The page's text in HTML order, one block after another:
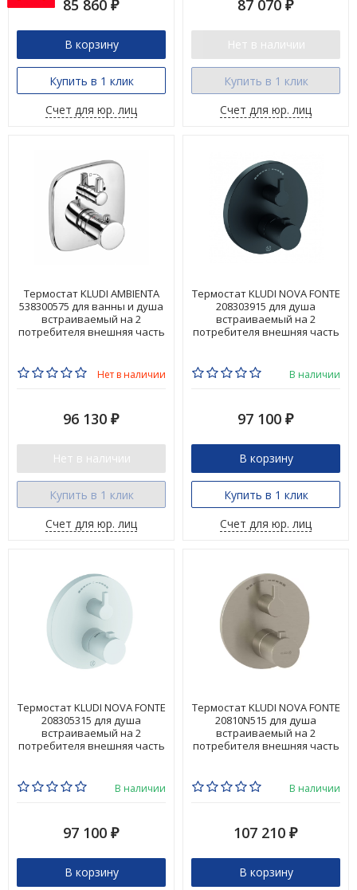
85 860 ₽
В корзину
Купить в 1 клик
Счет для юр. лиц
87 070 ₽
Нет в наличии
Купить в 1 клик
Счет для юр. лиц
Термостат KLUDI AMBIENTA
538300575 для ванны и душа
встраиваемый на 2
потребителя внешняя часть
Нет в наличии
96 130 ₽
Нет в наличии
Купить в 1 клик
Счет для юр. лиц
Термостат KLUDI NOVA FONTE
208303915 для душа
встраиваемый на 2
потребителя внешняя часть
В наличии
97 100 ₽
В корзину
Купить в 1 клик
Счет для юр. лиц
Термостат KLUDI NOVA FONTE
208305315 для душа
встраиваемый на 2
потребителя внешняя часть
В наличии
97 100 ₽
В корзину
Термостат KLUDI NOVA FONTE
20810N515 для душа
встраиваемый на 2
потребителя внешняя часть
В наличии
107 210 ₽
В корзину